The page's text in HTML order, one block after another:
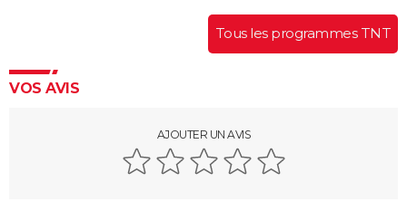
Tous les programmes TNT
VOS AVIS
AJOUTER UN AVIS